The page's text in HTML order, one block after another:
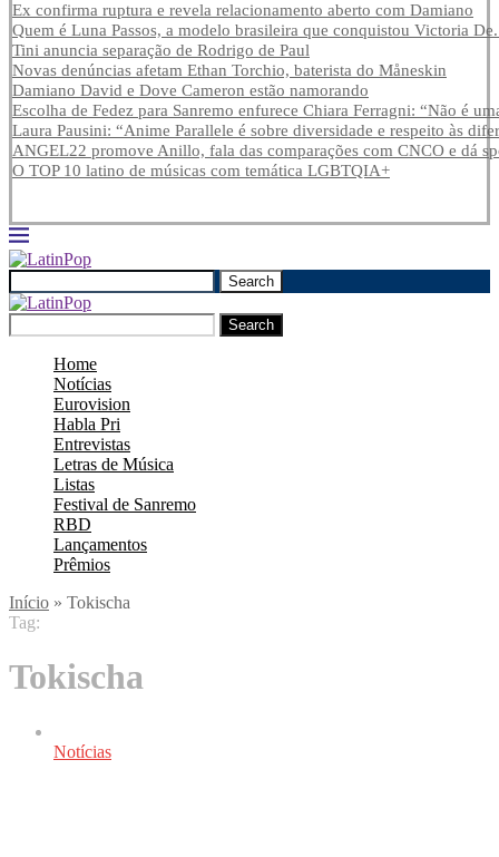
Ex confirma ruptura e revela relacionamento aberto com Damiano
Quem é Luna Passos, a modelo brasileira que conquistou Victoria
Tini anuncia separação de Rodrigo de Paul
Novas denúncias afetam Ethan Torchio, baterista do Måneskin
Damiano David e Dove Cameron estão namorando
Escolha de Fedez para Sanremo enfurece Chiara Ferragni: “Não é
Laura Pausini: “Anime Parallele é sobre diversidade e respeito às
ANGEL22 promove Anillo, fala das comparações com CNCO e dá
O TOP 10 latino de músicas com temática LGBTQIA+
Search
Search
Home
Notícias
Eurovision
Habla Pri
Entrevistas
Letras de Música
Listas
Festival de Sanremo
RBD
Lançamentos
Prêmios
Início » Tokischa
Tag:
Tokischa
Notícias